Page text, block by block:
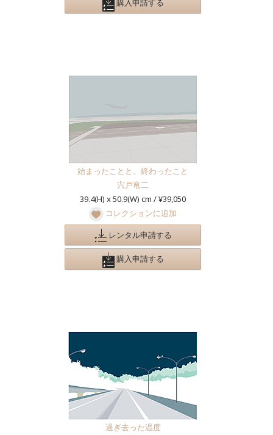
購入申請する
始まったことと、終わったこと
宍戸竜二
39.4(H) x 50.9(W) cm / ¥39,050
コレクションに追加
レンタル申請する
購入申請する
過ぎ去った温度